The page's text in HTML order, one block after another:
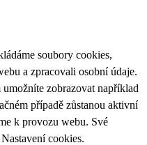
soubory cookies,
a zpracovali osobní údaje.
zobrazovat například
případě zůstanou aktivní
k provozu webu. Své
Nastavení cookies.